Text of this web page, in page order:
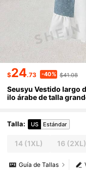
$24.73 -40% $41.08
Seusyu Vestido largo
ilo árabe de talla
Talla: US Estándar
14(1XL) 16 (2XL)
Guía de Tallas